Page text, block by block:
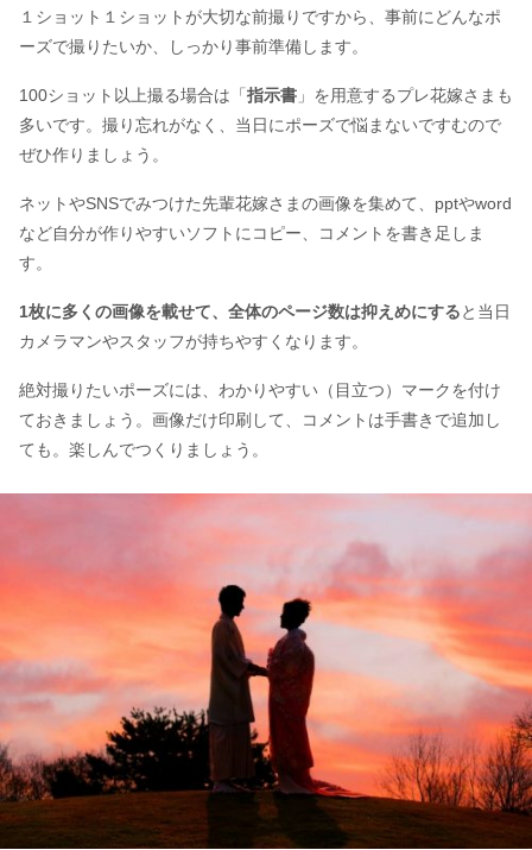
１ショット１ショットが大切な前撮りですから、事前にどんなポ
ーズで撮りたいか、しっかり事前準備します。
100ショット以上撮る場合は「 指示書 」を用意するプレ花嫁さまも
多いです。撮り忘れがなく、当日にポーズで悩まないですむので
ぜひ作りましょう。
ネットやSNSでみつけた先輩花嫁さまの画像を集めて、pptやword
など自分が作りやすいソフトにコピー、コメントを書き足しま
す。
1枚に多くの画像を載せて、全体のページ数は抑えめにすると当日
カメラマンやスタッフが持ちやすくなります。
絶対撮りたいポーズには、わかりやすい（目立つ）マークを付け
ておきましょう。画像だけ印刷して、コメントは手書きで追加し
ても。楽しんでつくりましょう。